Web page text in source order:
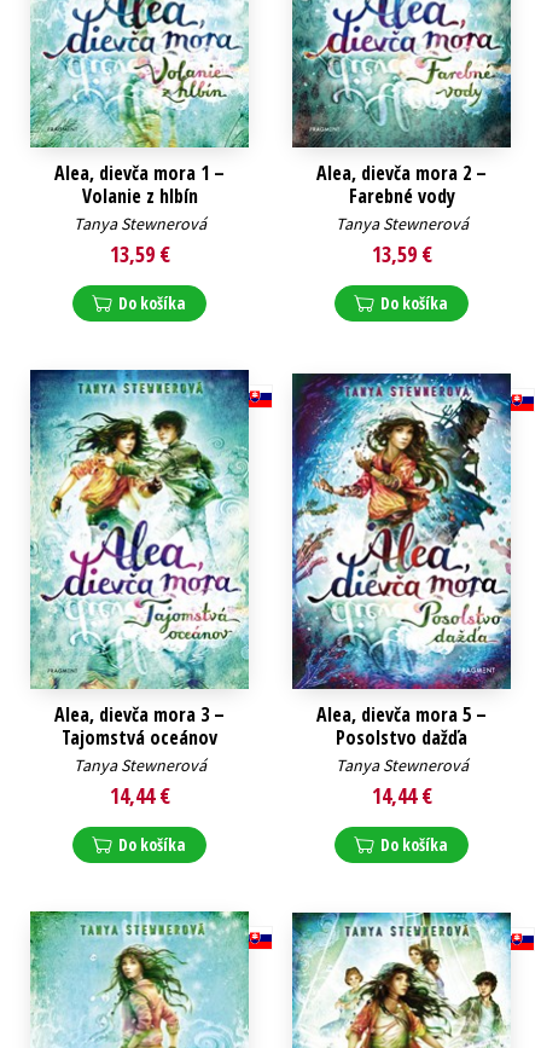
Alea, dievča mora 1 –
Volanie z hlbín
Tanya Stewnerová
13,59 €
Do košíka
Alea, dievča mora 2 –
Farebné vody
Tanya Stewnerová
13,59 €
Do košíka
Alea, dievča mora 3 –
Tajomstvá oceánov
Tanya Stewnerová
14,44 €
Do košíka
Alea, dievča mora 5 –
Posolstvo dažďa
Tanya Stewnerová
14,44 €
Do košíka